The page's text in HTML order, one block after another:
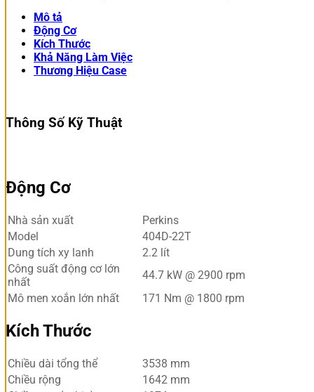
Mô tả
Động Cơ
Kích Thước
Khả Năng Làm Việc
Thương Hiệu Case
Thông Số Kỹ Thuật
Động Cơ
Nhà sản xuất
Perkins
Model
404D-22T
Dung tích xy lanh
2.2 lít
Công suất động cơ lớn
nhất
44.7 kW @ 2900 rpm
Mô men xoắn lớn nhất
171 Nm @ 1800 rpm
Kích Thước
Chiều dài tổng thể
3538 mm
Chiều rộng
1642 mm